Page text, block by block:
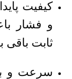
کیفیت
و فشار
ثابت باقی
سرعت و